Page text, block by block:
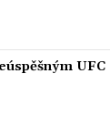
UFC